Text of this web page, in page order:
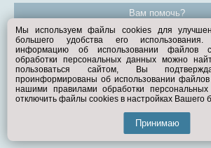
Вам помочь?
© Exist.ru 1998—2026
Мы используем файлы cookies для
большего удобства его
информацию об использовании файлов
обработки персональных данных можно
пользоваться сайтом, Вы
проинформированы об использовании
нашими правилами обработки
отключить файлы cookies в настройках Вашего
Принимаю